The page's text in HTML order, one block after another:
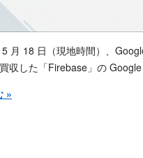
月 18 日（現地時間）、
収した「Firebase」の Google
»